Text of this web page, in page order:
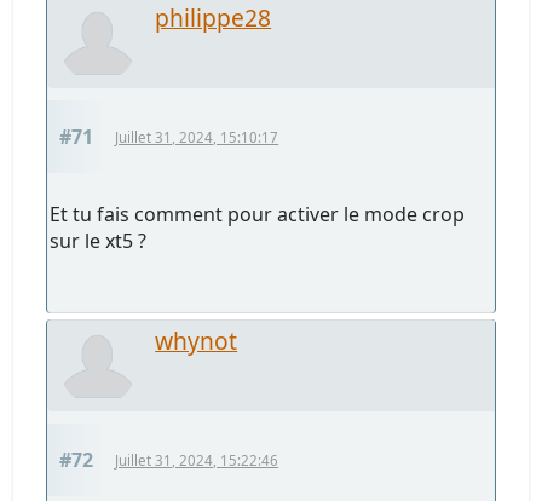
philippe28
#71 Juillet 31, 2024, 15:10:17
Et tu fais comment pour activer le mode crop
sur le xt5 ?
whynot
#72 Juillet 31, 2024, 15:22:46